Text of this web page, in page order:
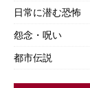
日常に潜む恐怖
怨念・呪い
都市伝説